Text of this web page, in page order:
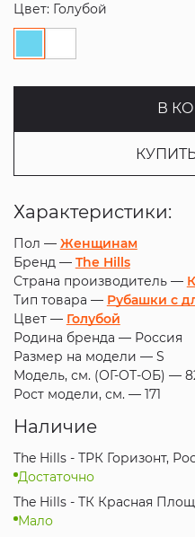
Цвет: Голубой
В
Характеристики:
Пол — Женщинам
Бренд — The Hills
Страна производитель —
Тип товара — Рубашки с
Цвет — Голубой
Родина бренда — Россия
Размер на модели — S
Модель, см. (ОГ-ОТ-ОБ) —
Рост модели, см. — 171
Наличие
The Hills - ТРК Горизонт,
Достаточно
The Hills - ТК Красная
Мало